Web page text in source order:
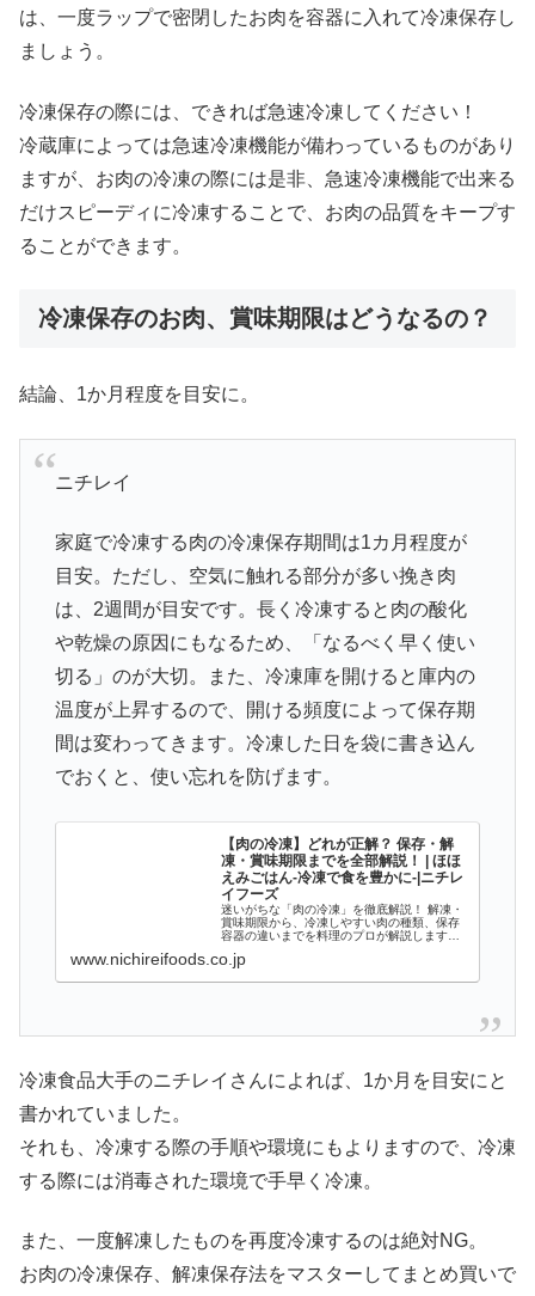
は、一度ラップで密閉したお肉を容器に入れて冷凍保存し
ましょう。
冷凍保存の際には、できれば急速冷凍してください！
冷蔵庫によっては急速冷凍機能が備わっているものがあり
ますが、お肉の冷凍の際には是非、急速冷凍機能で出来る
だけスピーディに冷凍することで、お肉の品質をキープす
ることができます。
冷凍保存のお肉、賞味期限はどうなるの？
結論、1か月程度を目安に。
ニチレイ
家庭で冷凍する肉の冷凍保存期間は1カ月程度が
目安。ただし、空気に触れる部分が多い挽き肉
は、2週間が目安です。長く冷凍すると肉の酸化
や乾燥の原因にもなるため、「なるべく早く使い
切る」のが大切。また、冷凍庫を開けると庫内の
温度が上昇するので、開ける頻度によって保存期
間は変わってきます。冷凍した日を袋に書き込ん
でおくと、使い忘れを防げます。
【肉の冷凍】どれが正解？ 保存・解
凍・賞味期限までを全部解説！ | ほほ
えみごはん-冷凍で食を豊かに-|ニチレ
イフーズ
迷いがちな「肉の冷凍」を徹底解説！ 解凍・
賞味期限から、冷凍しやすい肉の種類、保存
容器の違いまでを料理のプロが解説します。
器どれがいい？」「どうやって解凍する
www.nichireifoods.co.jp
冷凍食品大手のニチレイさんによれば、1か月を目安にと
書かれていました。
それも、冷凍する際の手順や環境にもよりますので、冷凍
する際には消毒された環境で手早く冷凍。
また、一度解凍したものを再度冷凍するのは絶対NG。
お肉の冷凍保存、解凍保存法をマスターしてまとめ買いで